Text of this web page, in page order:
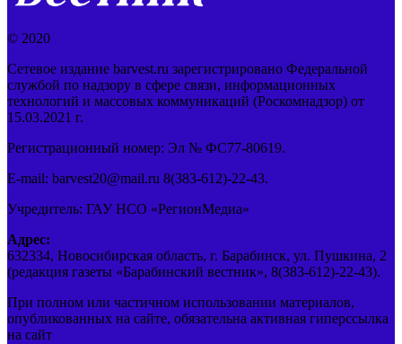
© 2020
Сетевое издание barvest.ru зарегистрировано Федеральной
службой по надзору в сфере связи, информационных
технологий и массовых коммуникаций (Роскомнадзор) от
15.03.2021 г.
Регистрационный номер: Эл № ФС77-80619.
E-mail: barvest20@mail.ru 8(383-612)-22-43.
Учредитель: ГАУ НСО «РегионМедиа»
Адрес:
632334, Новосибирская область, г. Барабинск, ул. Пушкина, 2
(редакция газеты «Барабинский вестник», 8(383-612)-22-43).
При полном или частичном использовании материалов,
опубликованных на сайте, обязательна активная гиперссылка
на сайт